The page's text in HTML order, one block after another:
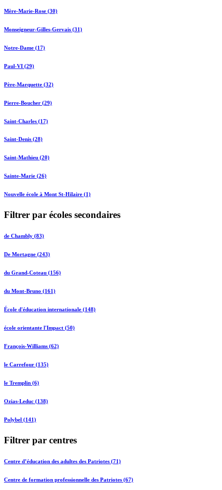
Mère-Marie-Rose (30)
Monseigneur-Gilles-Gervais (31)
Notre-Dame (17)
Paul-VI (29)
Père-Marquette (32)
Pierre-Boucher (29)
Saint-Charles (17)
Saint-Denis (28)
Saint-Mathieu (20)
Sainte-Marie (26)
Nouvelle école à Mont St-Hilaire (1)
Filtrer par écoles secondaires
de Chambly (83)
De Mortagne (243)
du Grand-Coteau (156)
du Mont-Bruno (161)
École d'éducation internationale (148)
école orientante l'Impact (50)
François-Williams (62)
le Carrefour (135)
le Tremplin (6)
Ozias-Leduc (138)
Polybel (141)
Filtrer par centres
Centre d’éducation des adultes des Patriotes (71)
Centre de formation professionnelle des Patriotes (67)